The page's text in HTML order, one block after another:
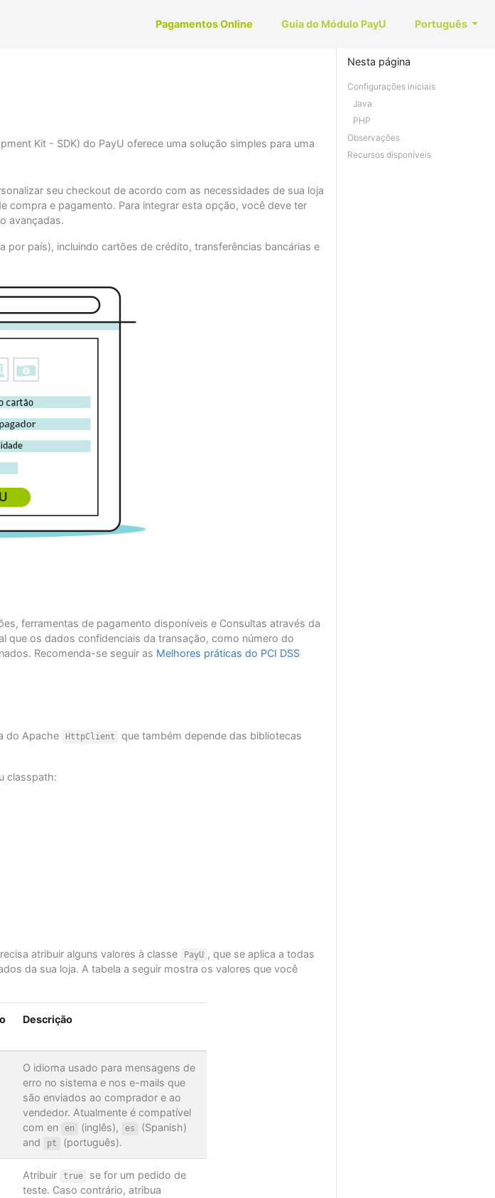
Pagamentos Online Guia do Módulo PayU Português
Nesta página
Configurações iniciais
Java
PHP
Observações
Recursos disponíveis
Kit - SDK) do PayU oferece uma solução simples para uma
seu checkout de acordo com as necessidades de sua loja
compra e pagamento. Para integrar esta opção, você deve ter
avançadas.
país), incluindo cartões de crédito, transferências bancárias e
ferramentas de pagamento disponíveis e Consultas através da
que os dados confidenciais da transação, como número do
Recomenda-se seguir as Melhores práticas do PCI DSS
do Apache HttpClient que também depende das bibliotecas
classpath:
atribuir alguns valores à classe PayU , que se aplica a todas
da sua loja. A tabela a seguir mostra os valores que você
Descrição
O idioma usado para mensagens de
erro no sistema e nos e-mails que
são enviados ao comprador e ao
vendedor. Atualmente é compatível
com en
en (inglês), es
(Spanish)
and
pt (português).
Atribuir true
se for um pedido de
teste. Caso contrário, atribua